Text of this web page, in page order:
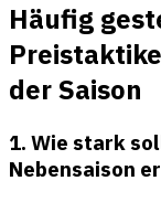
Häufig
der Saison
1. Wie stark
Nebensaison